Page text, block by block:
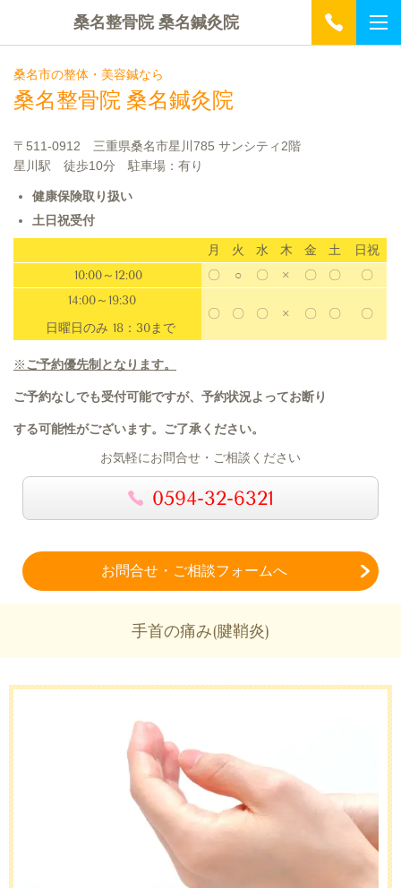
桑名整骨院 桑名鍼灸院
桑名市の整体・美容鍼なら
桑名整骨院 桑名鍼灸院
〒511-0912 三重県桑名市星川785 サンシティ2階
星川駅 徒歩10分 駐車場：有り
健康保険取り扱い
土日祝受付
月 火 水 木 金 土
日祝
10:00～12:00
〇 ○ 〇 × 〇 〇
〇
14:00～19:30
日曜日のみ 18：30まで
〇 〇 〇 × 〇 〇 〇
※ご予約優先制となります。
ご予約なしでも受付可能ですが、予約状況よってお断り
する可能性がございます。 ご了承ください。
お気軽にお問合せ・ご相談ください
0594-32-6321
お問合せ・ご相談フォームへ
手首の痛み(腱鞘炎)